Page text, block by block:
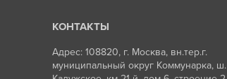
КОНТАКТЫ
Адрес: 108820, г. Москва, вн.тер.г.
муниципальный округ Коммунарка, ш.